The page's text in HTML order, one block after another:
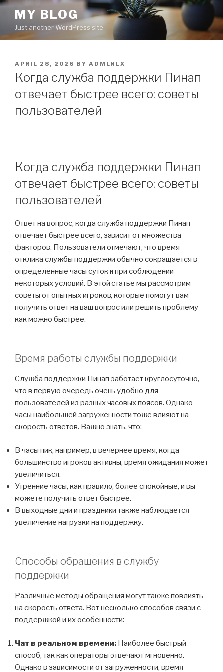
Skip
content
MY BLOG
Just another WordPress site
POSTED
ON
APRIL 28, 2026 BY ADMLNLX
Когда служба поддержки Пинап
отвечает быстрее всего: советы
пользователей
Когда служба поддержки Пинап
отвечает быстрее всего: советы
пользователей
Ответ на вопрос, когда служба поддержки Пинап
отвечает быстрее всего, зависит от множества
факторов. Пользователи отмечают, что время
отклика службы поддержки обычно сокращается в
определенные часы суток и при соблюдении
некоторых условий. В этой статье мы рассмотрим
советы от опытных игроков, которые помогут вам
получить ответ на ваш вопрос или решить проблему
как можно быстрее.
Время работы службы поддержки
Служба поддержки Пинап работает круглосуточно,
что в первую очередь очень удобно для
пользователей из разных часовых поясов. Однако
часы наибольшей загруженности тоже влияют на
скорость ответов. Важно знать, что:
В часы пик, например, в вечернее время, когда
большинство игроков активны, время ожидания может
увеличиться.
Утренние часы, как правило, более спокойные, и вы
можете получить ответ быстрее.
В выходные дни и праздники также наблюдается
увеличение нагрузки на поддержку.
Способы обращения в службу
поддержки
Различные методы обращения могут также повлиять
на скорость ответа. Вот несколько способов связи с
поддержкой и их особенности:
Чат в реальном времени: Наиболее быстрый
способ, так как операторы отвечают мгновенно.
Однако в зависимости от загруженности, время